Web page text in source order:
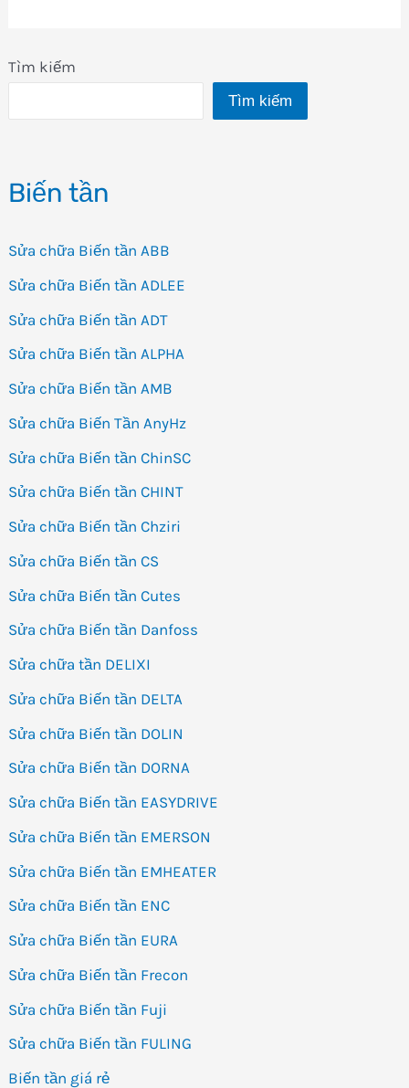
Tìm kiếm
Tìm kiếm
Biến tần
Sửa chữa Biến tần ABB
Sửa chữa Biến tần ADLEE
Sửa chữa Biến tần ADT
Sửa chữa Biến tần ALPHA
Sửa chữa Biến tần AMB
Sửa chữa Biến Tần AnyHz
Sửa chữa Biến tần ChinSC
Sửa chữa Biến tần CHINT
Sửa chữa Biến tần Chziri
Sửa chữa Biến tần CS
Sửa chữa Biến tần Cutes
Sửa chữa Biến tần Danfoss
Sửa chữa tần DELIXI
Sửa chữa Biến tần DELTA
Sửa chữa Biến tần DOLIN
Sửa chữa Biến tần DORNA
Sửa chữa Biến tần EASYDRIVE
Sửa chữa Biến tần EMERSON
Sửa chữa Biến tần EMHEATER
Sửa chữa Biến tần ENC
Sửa chữa Biến tần EURA
Sửa chữa Biến tần Frecon
Sửa chữa Biến tần Fuji
Sửa chữa Biến tần FULING
Biến tần giá rẻ